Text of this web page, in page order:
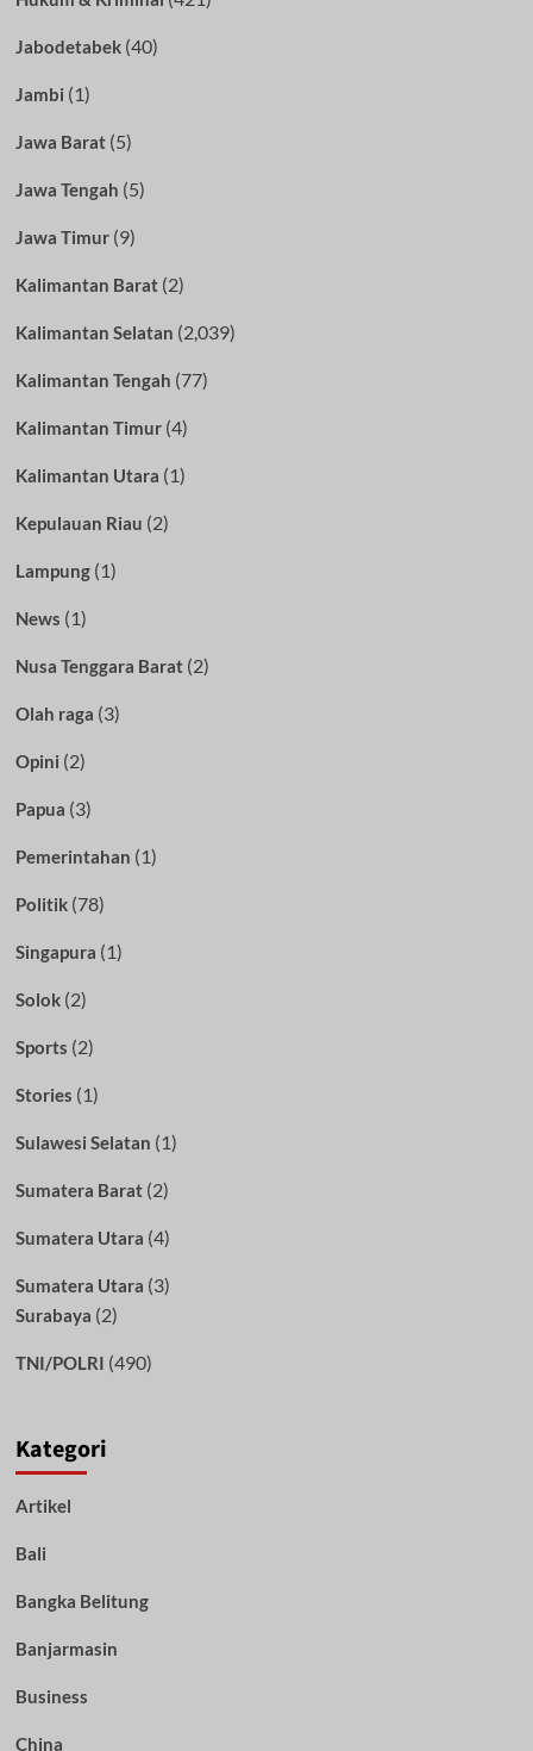
Jabodetabek(40)
Jambi (1)
Jawa Barat(5)
Jawa Tengah (5)
Jawa Timur(9)
Kalimantan Barat(2)
Kalimantan Selatan (2,039)
Kalimantan Tengah (77)
Kalimantan Timur(4)
Kalimantan Utara (1)
Kepulauan Riau (2)
Lampung(1)
News (1)
Nusa Tenggara Barat(2)
Olah raga (3)
Opini (2)
Papua (3)
Pemerintahan (1)
Politik(78)
Singapura (1)
Solok(2)
Sports (2)
Stories (1)
Sulawesi Selatan (1)
Sumatera Barat(2)
Sumatera Utara (4)
Sumatera Utara (3)
Surabaya (2)
TNI/POLRI (490)
Kategori
Artikel
Bali
Bangka Belitung
Banjarmasin
Business
China